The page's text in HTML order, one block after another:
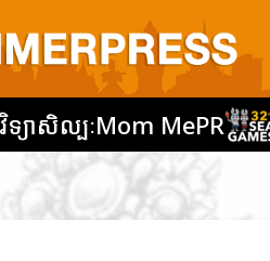
យាសិល្បៈMom MePR